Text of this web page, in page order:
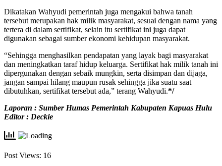
Dikatakan Wahyudi pemerintah juga mengakui bahwa tanah
tersebut merupakan hak milik masyarakat, sesuai dengan nama yang
tertera di dalam sertifikat, selain itu sertifikat ini juga dapat
digunakan sebagai sumber ekonomi kehidupan masyarakat.
“Sehingga menghasilkan pendapatan yang layak bagi masyarakat
dan meningkatkan taraf hidup keluarga. Sertifikat hak milik tanah ini
dipergunakan dengan sebaik mungkin, serta disimpan dan dijaga,
jangan sampai hilang maupun rusak sehingga jika suatu saat
dibutuhkan, sertifikat tersebut ada,” terang Wahyudi.*/
Laporan : Sumber Humas Pemerintah Kabupaten Kapuas Hulu
Editor : Deckie
Post Views: 16